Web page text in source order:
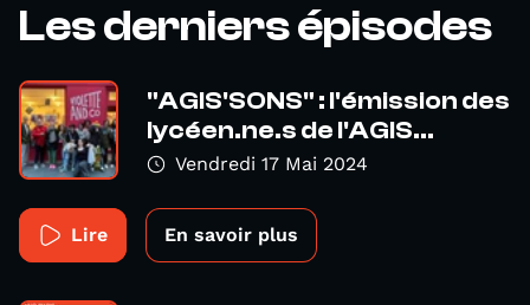
Les derniers épisodes
"AGIS'SONS" : l'émission des
lycéen.ne.s de l'AGIS...
Vendredi 17 Mai 2024
Lire En savoir plus